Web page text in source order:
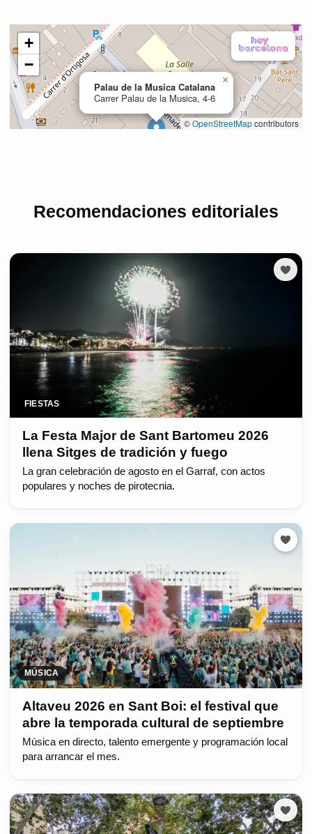
Recomendaciones editoriales
FIESTAS
La Festa Major de Sant Bartomeu 2026
llena Sitges de tradición y fuego
La gran celebración de agosto en el Garraf, con actos
populares y noches de pirotecnia.
MÚSICA
Altaveu 2026 en Sant Boi: el festival que
abre la temporada cultural de septiembre
Música en directo, talento emergente y programación local
para arrancar el mes.